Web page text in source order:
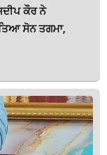
ਕੌਰ ਨੇ
ਸੋਨ ਤਗਮਾ,